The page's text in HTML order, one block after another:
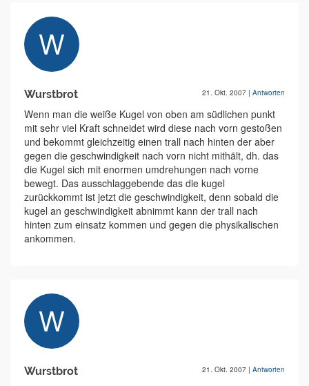
Wurstbrot 21. Okt. 2007 | Antworten
Wenn man die weiße Kugel von oben am südlichen punkt
mit sehr viel Kraft schneidet wird diese nach vorn gestoßen
und bekommt gleichzeitig einen trall nach hinten der aber
gegen die geschwindigkeit nach vorn nicht mithält, dh. das
die Kugel sich mit enormen umdrehungen nach vorne
bewegt. Das ausschlaggebende das die kugel
zurückkommt ist jetzt die geschwindigkeit, denn sobald die
kugel an geschwindigkeit abnimmt kann der trall nach
hinten zum einsatz kommen und gegen die physikalischen
ankommen.
Wurstbrot 21. Okt. 2007 | Antworten